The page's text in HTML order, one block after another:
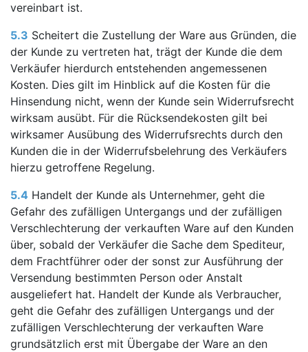
vereinbart ist.
5.3 Scheitert die Zustellung der Ware aus Gründen, die
der Kunde zu vertreten hat, trägt der Kunde die dem
Verkäufer hierdurch entstehenden angemessenen
Kosten. Dies gilt im Hinblick auf die Kosten für die
Hinsendung nicht, wenn der Kunde sein Widerrufsrecht
wirksam ausübt. Für die Rücksendekosten gilt bei
wirksamer Ausübung des Widerrufsrechts durch den
Kunden die in der Widerrufsbelehrung des Verkäufers
hierzu getroffene Regelung.
5.4 Handelt der Kunde als Unternehmer, geht die
Gefahr des zufälligen Untergangs und der zufälligen
Verschlechterung der verkauften Ware auf den Kunden
über, sobald der Verkäufer die Sache dem Spediteur,
dem Frachtführer oder der sonst zur Ausführung der
Versendung bestimmten Person oder Anstalt
ausgeliefert hat. Handelt der Kunde als Verbraucher,
geht die Gefahr des zufälligen Untergangs und der
zufälligen Verschlechterung der verkauften Ware
grundsätzlich erst mit Übergabe der Ware an den